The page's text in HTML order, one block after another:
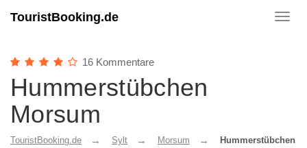
TouristBooking.de
16 Kommentare
Hummerstübchen
Morsum
TouristBooking.de Sylt Morsum Hummerstübchen